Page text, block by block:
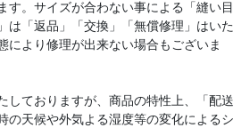
す。サイズが合わない事による「縫い目
は「返品」「交換」「無償修理」はいた
により修理が出来ない場合もございま
しておりますが、商品の特性上、「配送
の天候や外気よる湿度等の変化によるシ